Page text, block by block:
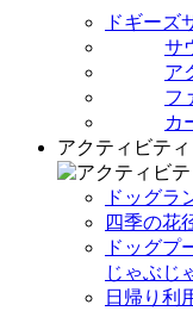
ドギーズ
サ
ア
フ
カ
アクティビティ
ドッグラ
四季の花
ドッグプ
じゃぶじ
日帰り利